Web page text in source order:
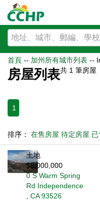
首頁 -- 加州所有城市列表 --
房屋列表共 1 筆房屋
1
排序： 在售房屋 待定房屋
土地
$8,000,000
0 S Warm Spring
Rd Independence
, CA 93526